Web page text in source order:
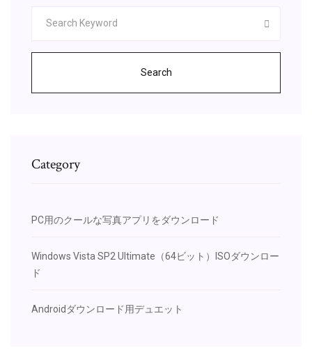
Search
Category
PC用のクールな写真アプリをダウンロード
Windows Vista SP2 Ultimate（64ビット）ISOダウンロー
ド
Androidダウンロード用デュエット